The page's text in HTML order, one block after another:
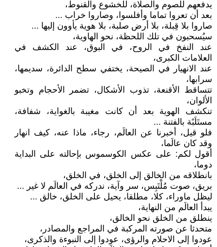
يدفعهم للصوم والصلاة، للخشوع والقنوط،
بعد أن تعروا تماما وأفلسوا، وصاروا خراب ...
صاروا بلا قِبلة، بلا أرض صلبة، بلا هوية يأوون إليها ...
سيُسحبون في تلك اللحظة، نحو الهاوية،
عند النفخ في الروح، في البوق، عند الكشف في
العلامات الكبرى،
عند الانهيار في الصيحة، يختفي سطح الدائرة، سديمها،
سرابها،
تتساقط الأقنعة، تذوب الأشكال، تضمر الأحجام وتخبو
الألوان،
تنكشف الهوية بعد أن كانت مغيبة بالغواية، شفافة،
مستَلَبًة بالفتنة ...
فلو قيل، أخبرنا عن العالَم، رجاء، ماذا عنه، كيف انهار
وقد كان عالَما،
أقول لكم: على عكس الكوسموس بإحالته على البداية
دوما،
بانطلاقه من الخالق إلى الخلق، في الخلق،
بريق، صوت مُلْتَبِس، سر وآية، ندركه في العالَم لا غير ...
ليظل ماوراء، كلا، مطلقا، يحيل على الخلق، خالق ...
يبدأ العالَم من النهاية،
ينطلق من الخلق نحو الخالق،
متحدثا عن صورته المركبة في المراجع والمصادر،
عودوا إلى الاحلام والرؤى، عودوا إلى النبوءة والذكرى،